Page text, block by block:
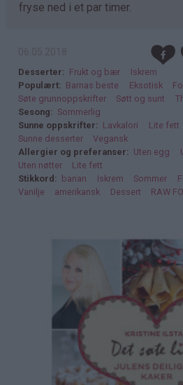
fryse ned i et par timer.
Desserter Frukt og bær
Iskrem
Populært
Barnas beste Eksotisk
Søte grunnoppskrifter
Søtt og sunt
Sesong
Sommerlig
Sunne oppskrifter
Lavkalori Lite fett
Sunne desserter
Vegansk
Allergier og preferanser
Uten egg
Uten nøtter
Lite fett
Stikkord
banan Iskrem Sommer
Vanilje
amerikansk Dessert RAW